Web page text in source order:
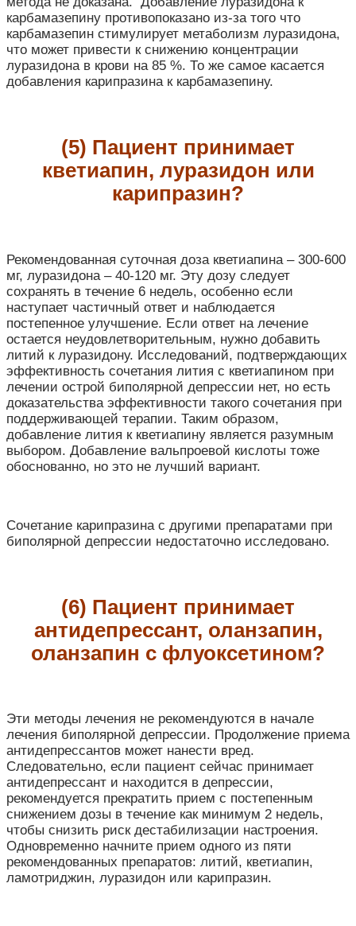
карбамазепину противопоказано из-за того что
карбамазепин стимулирует метаболизм луразидона,
что может привести к снижению концентрации
луразидона в крови на 85 %. То же самое касается
добавления карипразина к карбамазепину.
(5) Пациент принимает
кветиапин, луразидон или
карипразин?
Рекомендованная суточная доза кветиапина – 300-600
мг, луразидона – 40-120 мг. Эту дозу следует
сохранять в течение 6 недель, особенно если
наступает частичный ответ и наблюдается
постепенное улучшение. Если ответ на лечение
остается неудовлетворительным, нужно добавить
литий к луразидону. Исследований, подтверждающих
эффективность сочетания лития с кветиапином при
лечении острой биполярной депрессии нет, но есть
доказательства эффективности такого сочетания при
поддерживающей терапии. Таким образом,
добавление лития к кветиапину является разумным
выбором. Добавление вальпроевой кислоты тоже
обоснованно, но это не лучший вариант.
Сочетание карипразина с другими препаратами при
биполярной депрессии недостаточно исследовано.
(6) Пациент принимает
антидепрессант, оланзапин,
оланзапин с флуоксетином?
Эти методы лечения не рекомендуются в начале
лечения биполярной депрессии. Продолжение приема
антидепрессантов может нанести вред.
Следовательно, если пациент сейчас принимает
антидепрессант и находится в депрессии,
рекомендуется прекратить прием с постепенным
снижением дозы в течение как минимум 2 недель,
чтобы снизить риск дестабилизации настроения.
Одновременно начните прием одного из пяти
рекомендованных препаратов: литий, кветиапин,
ламотриджин, луразидон или карипразин.